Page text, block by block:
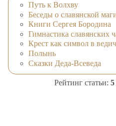
Путь к Волхву
Беседы о славянской
Книги Сергея Бородина
Гимнастика славянских
Крест как символ в
Полынь
Сказки Деда-Всеведа
Рейтинг статьи: 5